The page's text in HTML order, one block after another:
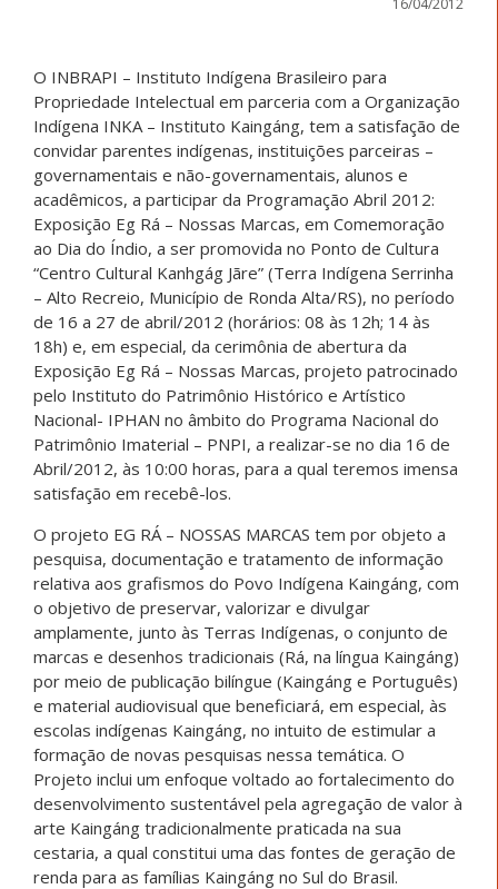
O INBRAPI – Instituto Indígena Brasileiro para
Propriedade Intelectual em parceria com a Organização
Indígena INKA – Instituto Kaingáng, tem a satisfação de
convidar parentes indígenas, instituições parceiras –
governamentais e não-governamentais, alunos e
acadêmicos, a participar da Programação Abril 2012:
Exposição Eg Rá – Nossas Marcas, em Comemoração
ao Dia do Índio, a ser promovida no Ponto de Cultura
“Centro Cultural Kanhgág Jãre” (Terra Indígena Serrinha
– Alto Recreio, Município de Ronda Alta/RS), no período
de 16 a 27 de abril/2012 (horários: 08 às 12h; 14 às
18h) e, em especial, da cerimônia de abertura da
Exposição Eg Rá – Nossas Marcas, projeto patrocinado
pelo Instituto do Patrimônio Histórico e Artístico
Nacional- IPHAN no âmbito do Programa Nacional do
Patrimônio Imaterial – PNPI, a realizar-se no dia 16 de
Abril/2012, às 10:00 horas, para a qual teremos imensa
satisfação em recebê-los.
O projeto EG RÁ – NOSSAS MARCAS tem por objeto a
pesquisa, documentação e tratamento de informação
relativa aos grafismos do Povo Indígena Kaingáng, com
o objetivo de preservar, valorizar e divulgar
amplamente, junto às Terras Indígenas, o conjunto de
marcas e desenhos tradicionais (Rá, na língua Kaingáng)
por meio de publicação bilíngue (Kaingáng e Português)
e material audiovisual que beneficiará, em especial, às
escolas indígenas Kaingáng, no intuito de estimular a
formação de novas pesquisas nessa temática. O
Projeto inclui um enfoque voltado ao fortalecimento do
desenvolvimento sustentável pela agregação de valor à
arte Kaingáng tradicionalmente praticada na sua
cestaria, a qual constitui uma das fontes de geração de
renda para as famílias Kaingáng no Sul do Brasil.